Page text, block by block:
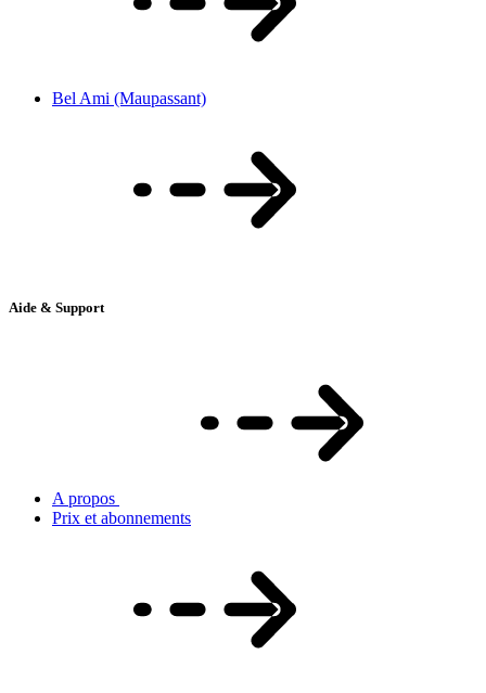
Bel Ami (Maupassant)
Aide & Support
A propos
Prix et abonnements